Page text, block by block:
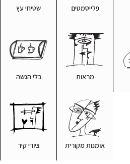
שטיחי עץ פלייסמטים
כלי הגשה מראות
ציורי קיר אומנות מקורית